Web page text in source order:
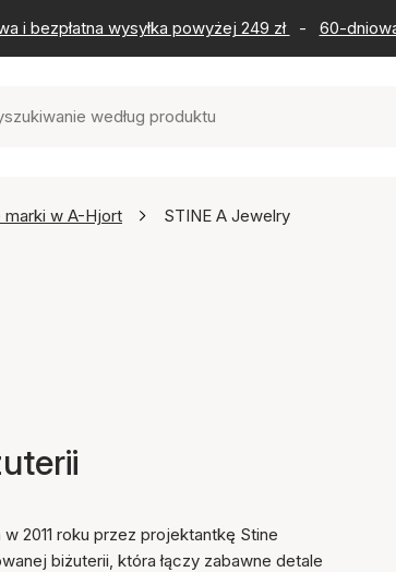
i bezpłatna wysyłka powyżej 249 zł - 60-
w A-Hjort STINE A Jewelry
2011 roku przez projektantkę Stine
biżuterii, która łączy zabawne detale